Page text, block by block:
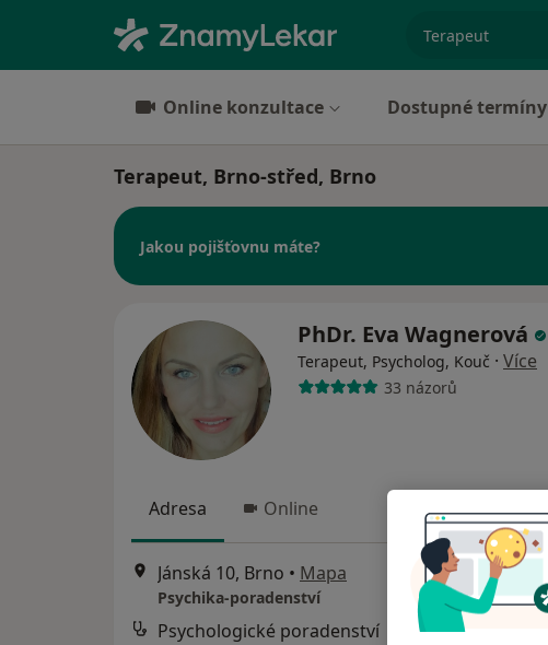
Online konzultace Dostupné termíny
Terapeut, Brno-střed, Brno
Jakou pojišťovnu máte?
PhDr. Eva Wagnerová
Terapeut, Psycholog, Kouč · Více
33 názorů
Adresa Online
Jánská 10, Brno • Mapa
Psychika-poradenství
Psychologické poradenství